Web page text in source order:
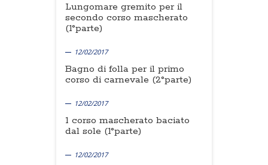
Lungomare gremito per il
secondo corso mascherato
(1°parte)
12/02/2017
Bagno di folla per il primo
corso di carnevale (2°parte)
12/02/2017
1 corso mascherato baciato
dal sole (1°parte)
12/02/2017